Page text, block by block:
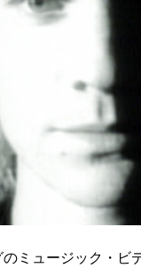
ミュージック・ビ